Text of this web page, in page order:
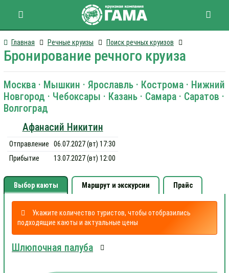
Главная Речные круизы Поиск речных круизов
Бронирование речного круиза
Москва · Мышкин · Ярославль · Кострома · Нижний
Новгород · Чебоксары · Казань · Самара · Саратов ·
Волгоград
Афанасий Никитин
Отправление
06.07.2027 (вт) 17:30
Прибытие
13.07.2027 (вт) 12:00
Выбор каюты Маршрут и экскурсии Прайс
Укажите количество туристов, чтобы отобразились
подходящие каюты и актуальные цены
Шлюпочная палуба